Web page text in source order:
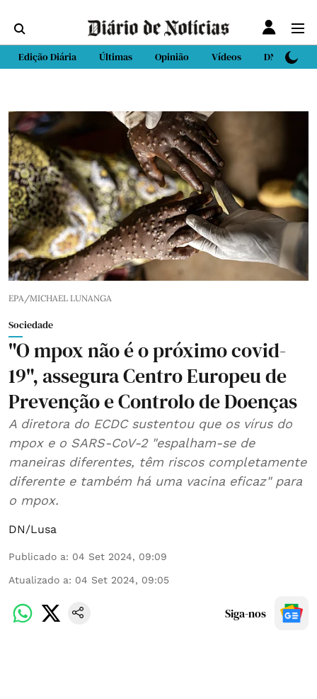
Edição Diária Últimas Opinião Vídeos DN Sport
EPA/MICHAEL LUNANGA
Sociedade
"O mpox não é o próximo covid-
19", assegura Centro Europeu de
Prevenção e Controlo de Doenças
A diretora do ECDC sustentou que os vírus do
mpox e o SARS-CoV-2 "espalham-se de
maneiras diferentes, têm riscos completamente
diferente e também há uma vacina eficaz" para
o mpox.
DN/Lusa
Publicado a: 04 Set 2024, 09:09
Atualizado a: 04 Set 2024, 09:05
Siga-nos